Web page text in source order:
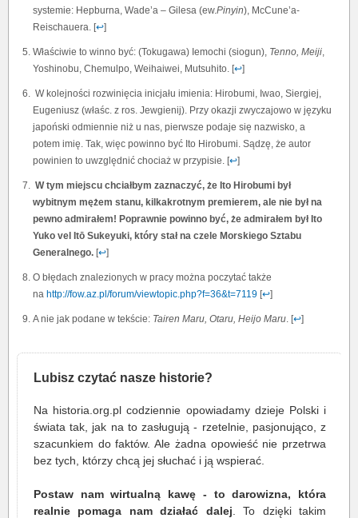
systemie: Hepburna, Wade’a – Gilesa (ew.Pinyin), McCune’a-
Reischauera. [↩]
Właściwie to winno być: (Tokugawa) Iemochi (siogun), Tenno, Meiji,
Yoshinobu, Chemulpo, Weihaiwei, Mutsuhito. [↩]
W kolejności rozwinięcia inicjału imienia: Hirobumi, Iwao, Siergiej,
Eugeniusz (właśc. z ros. Jewgienij). Przy okazji zwyczajowo w języku
japoński odmiennie niż u nas, pierwsze podaje się nazwisko, a
potem imię. Tak, więc powinno być Ito Hirobumi. Sądzę, że autor
powinien to uwzględnić chociaż w przypisie. [↩]
W tym miejscu chciałbym zaznaczyć, że Ito Hirobumi był
wybitnym mężem stanu, kilkakrotnym premierem, ale nie był na
pewno admirałem! Poprawnie powinno być, że admirałem był Ito
Yuko vel Itō Sukeyuki, który stał na czele Morskiego Sztabu
Generalnego. [↩]
O błędach znalezionych w pracy można poczytać także
na http://fow.az.pl/forum/viewtopic.php?f=36&t=7119 [↩]
A nie jak podane w tekście: Tairen Maru, Otaru, Heijo Maru. [↩]
Lubisz czytać nasze historie?
Na historia.org.pl codziennie opowiadamy dzieje Polski i
świata tak, jak na to zasługują - rzetelnie, pasjonująco, z
szacunkiem do faktów. Ale żadna opowieść nie przetrwa
bez tych, którzy chcą jej słuchać i ją wspierać.
Postaw nam wirtualną kawę - to darowizna, która
realnie pomaga nam działać dalej . To dzięki takim